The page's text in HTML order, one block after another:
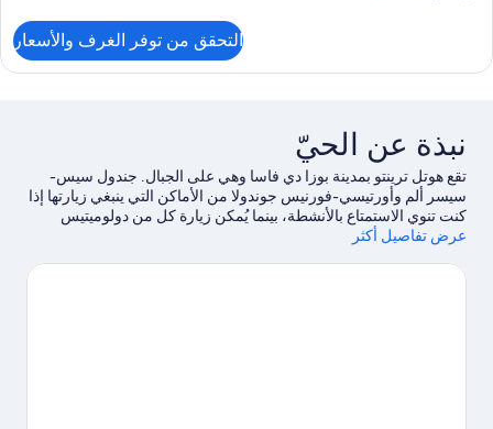
غرفة
التحقق من توفر الغرف والأسعار
نبذة عن الحيّ
تقع هوتل ترينتو بمدينة بوزا دي فاسا وهي على الجبال. جندول سيس-
سيسر ألم وأورتيسي-فورنيس جوندولا من الأماكن التي ينبغي زيارتها إذا
كنت تنوي الاستمتاع بالأنشطة، بينما يُمكن زيارة كل من دولوميتيس
وفييم فالي لاستكشاف الأماكن الجميلة في المنطقة.لا تفوت زيارة كل
المنطقة من خلال تسلق الصخور، وركوب الدراجات الجبلية، ومضمار
عرض تفاصيل أكثر